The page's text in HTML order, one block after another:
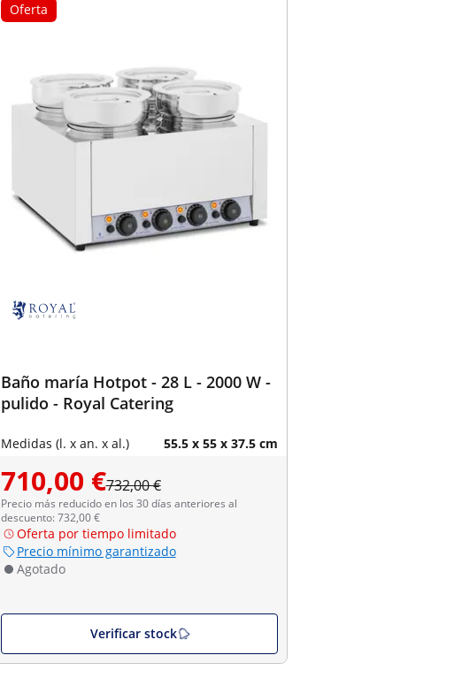
Oferta
Baño maría Hotpot - 28 L - 2000 W -
pulido - Royal Catering
Medidas (l. x an. x al.) 55.5 x 55 x 37.5 cm
710,00 €732,00 €
Precio más reducido en los 30 días anteriores al
descuento: 732,00 €
Oferta por tiempo limitado
Precio mínimo garantizado
Agotado
Verificar stock